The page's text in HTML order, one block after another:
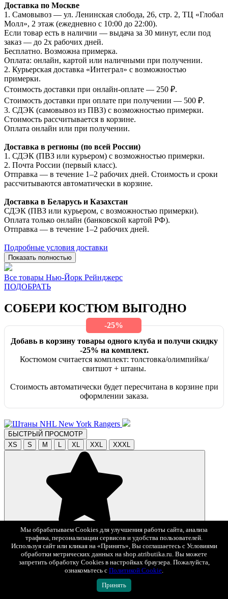
Доставка по Москве
1. Самовывоз — ул. Ленинская слобода, 26, стр. 2, ТЦ «Глобал
Молл», 2 этаж (ежедневно с 10:00 до 22:00).
Если товар есть в наличии — выдача за 30 минут, если под
заказ — до 2х рабочих дней.
Бесплатно. Возможна примерка.
Оплата: онлайн, картой или наличными при получении.
2. Курьерская доставка «Интеграл» с возможностью
примерки.
Стоимость доставки при онлайн-оплате — 250 ₽.
Стоимость доставки при оплате при получении — 500 ₽.
3. СДЭК (самовывоз из ПВЗ) с возможностью примерки.
Стоимость рассчитывается в корзине.
Оплата онлайн или при получении.
Доставка в регионы (по всей России)
1. СДЭК (ПВЗ или курьером) с возможностью примерки.
2. Почта России (первый класс).
Отправка — в течение 1–2 рабочих дней. Стоимость и сроки
рассчитываются автоматически в корзине.
Доставка в Беларусь и Казахстан
СДЭК (ПВЗ или курьером, с возможностью примерки).
Оплата только онлайн (банковской картой РФ).
Отправка — в течение 1–2 рабочих дней.
Подробные условия доставки
Показать полностью
Все товары Нью-Йорк Рейнджерс
ПОДОБРАТЬ
СОБЕРИ КОСТЮМ ВЫГОДНО
-25%
Добавь в корзину товары одного клуба и получи скидку
-25% на комплект.
Костюмом считается комплект: толстовка/олимпийка/
свитшот + штаны.
Стоимость автоматически будет пересчитана в корзине при
оформлении заказа.
БЫСТРЫЙ ПРОСМОТР
XS
S M L XL XXL XXXL
5 990 ₽
Штаны NHL New York Rangers
Арт. 46010
Мы обрабатываем Cookies для улучшения работы сайта, анализа
трафика, персонализации сервисов и удобства пользователей.
Используя сайт или кликая на «Принять», Вы соглашаетесь с Условиями
обработки метрических данных на shop.atributika.ru. Вы можете
запретить обработку Cookies в настройках браузера. Пожалуйста,
ознакомьтесь с Политикой Cookie.
Принять